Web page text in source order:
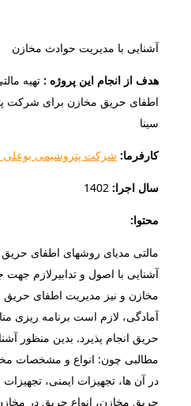
آشنایی با مدیریت حوادث مخازن
هدف از انجام این پروژه : تهیه
اطفای حریق مخازن برای شرکت
سینا
کارفرما: شرکت پتروشیمی بوعلی
سال اجرا: 1402
محتوا:
مالتی مدیای روشهای اطفای
آشنایی با اصول و تدابیرلازم
مخازن و نیز مدیریت اطفای حریق
آمادگی، لازم است برنامه ریزی
حریق انجام پذیرد. بدین منظور
مطالبی چون: انواع و مشخصات
در آن ها، تجهیزات ایمنی،
حریق مخازن، انواع حریق در